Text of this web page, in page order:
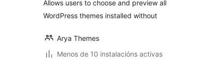
Allows users to choose and preview all
WordPress themes installed without
Arya Themes
Menos de 10 instalacións activas